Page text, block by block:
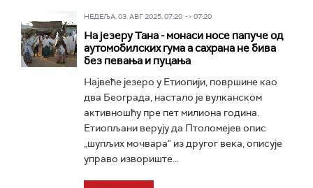
НЕДЕЉА, 03. АВГ 2025, 07:20 -> 07:20
На језеру Тана - монаси носе папуче од
аутомобилских гума а сахрана не бива
без певања и пуцања
Највеће језеро у Етиопији, површине као
два Београда, настало је вулканском
активношћу пре пет милиона година.
Етиопљани верују да Птоломејев опис
„шупљих мочвараˮ из другог века, описује
управо извориште...